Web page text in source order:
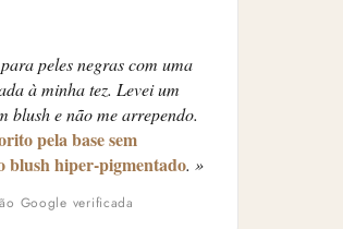
peles negras com uma
à minha tez. Levei um
blush e não me arrependo.
pela base sem
blush hiper-pigmentado. »
Google verificada